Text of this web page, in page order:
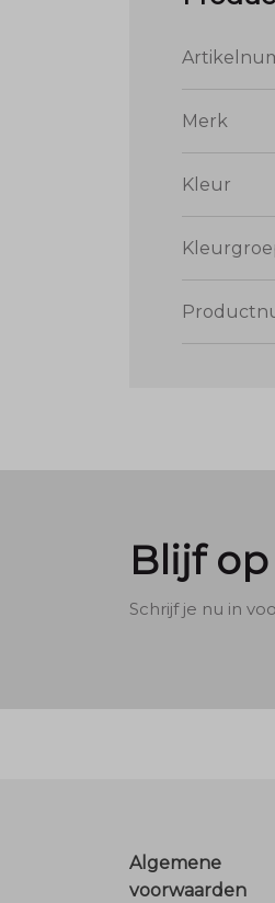
Merk
Kleur
Blijf
Schrijf je nu in
Footer
Algemene
voorwaarden